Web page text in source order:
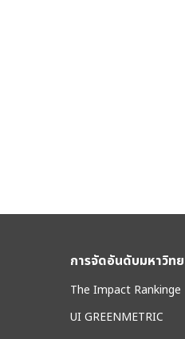
การจัดอันดับมหาวิท
The Impact Rankinge
UI GREENMETRIC